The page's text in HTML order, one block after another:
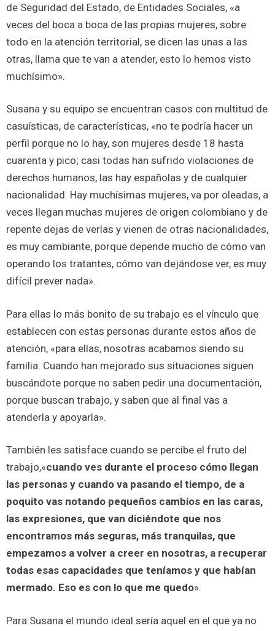
de Seguridad del Estado, de Entidades Sociales, «a
veces del boca a boca de las propias mujeres, sobre
todo en la atención territorial, se dicen las unas a las
otras, llama que te van a atender, esto lo hemos visto
muchísimo».
Susana y su equipo se encuentran casos con multitud de
casuísticas, de características, «no te podría hacer un
perfil porque no lo hay, son mujeres desde 18 hasta
cuarenta y pico; casi todas han sufrido violaciones de
derechos humanos, las hay españolas y de cualquier
nacionalidad. Hay muchísimas mujeres, va por oleadas, a
veces llegan muchas mujeres de origen colombiano y de
repente dejas de verlas y vienen de otras nacionalidades,
es muy cambiante, porque depende mucho de cómo van
operando los tratantes, cómo van dejándose ver, es muy
difícil prever nada».
Para ellas lo más bonito de su trabajo es el vínculo que
establecen con estas personas durante estos años de
atención, «para ellas, nosotras acabamos siendo su
familia. Cuando han mejorado sus situaciones siguen
buscándote porque no saben pedir una documentación,
porque buscan trabajo, y saben que al final vas a
atenderla y apoyarla».
También les satisface cuando se percibe el fruto del
trabajo,«cuando ves durante el proceso cómo llegan
las personas y cuando va pasando el tiempo, de a
poquito vas notando pequeños cambios en las caras,
las expresiones, que van diciéndote que nos
encontramos más seguras, más tranquilas, que
empezamos a volver a creer en nosotras, a recuperar
todas esas capacidades que teníamos y que habían
mermado. Eso es con lo que me quedo».
Para Susana el mundo ideal sería aquel en el que ya no